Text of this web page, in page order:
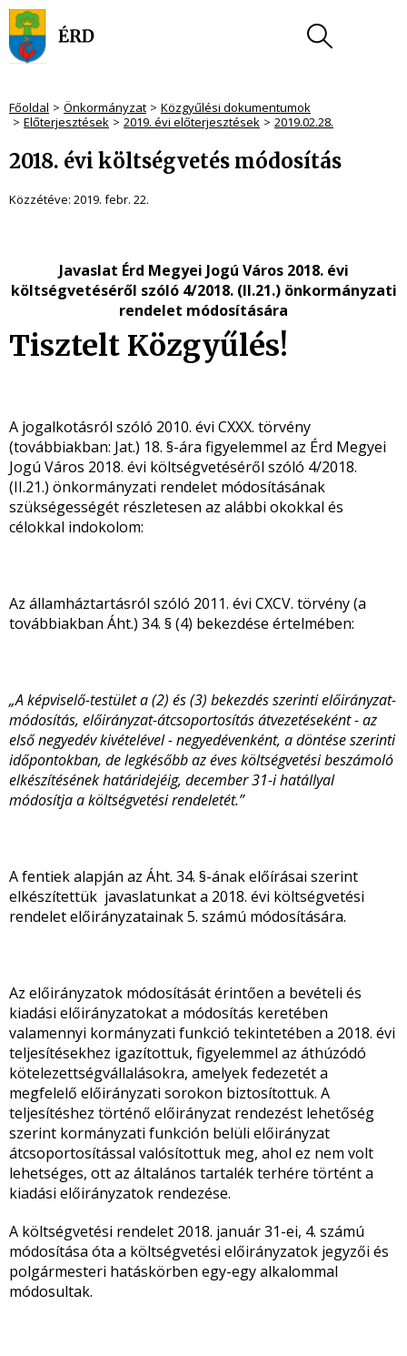
Főoldal Önkormányzat
Közgyűlési dokumentumok
Előterjesztések
2019. évi előterjesztések 2019.02.28.
2018. évi költségvetés módosítás
Közzétéve: 2019. febr. 22.
Javaslat Érd Megyei Jogú Város 2018. évi
költségvetéséről szóló 4/2018. (II.21.) önkormányzati
rendelet módosítására
Tisztelt Közgyűlés!
A jogalkotásról szóló 2010. évi CXXX. törvény
(továbbiakban: Jat.) 18. §-ára figyelemmel az Érd Megyei
Jogú Város 2018. évi költségvetéséről szóló 4/2018.
(II.21.) önkormányzati rendelet módosításának
szükségességét részletesen az alábbi okokkal és
célokkal indokolom:
Az államháztartásról szóló 2011. évi CXCV. törvény (a
továbbiakban Áht.) 34. § (4) bekezdése értelmében:
„A képviselő-testület a (2) és (3) bekezdés szerinti előirányzat-
módosítás, előirányzat-átcsoportosítás átvezetéseként - az
első negyedév kivételével - negyedévenként, a döntése szerinti
időpontokban, de legkésőbb az éves költségvetési beszámoló
elkészítésének határidejéig, december 31-i hatállyal
módosítja a költségvetési rendeletét.”
A fentiek alapján az Áht. 34. §-ának előírásai szerint
elkészítettük javaslatunkat a 2018. évi költségvetési
rendelet előirányzatainak 5. számú módosítására.
Az előirányzatok módosítását érintően a bevételi és
kiadási előirányzatokat a módosítás keretében
valamennyi kormányzati funkció tekintetében a 2018. évi
teljesítésekhez igazítottuk, figyelemmel az áthúzódó
kötelezettségvállalásokra, amelyek fedezetét a
megfelelő előirányzati sorokon biztosítottuk. A
teljesítéshez történő előirányzat rendezést lehetőség
szerint kormányzati funkción belüli előirányzat
átcsoportosítással valósítottuk meg, ahol ez nem volt
lehetséges, ott az általános tartalék terhére történt a
kiadási előirányzatok rendezése.
A költségvetési rendelet 2018. január 31-ei, 4. számú
módosítása óta a költségvetési előirányzatok jegyzői és
polgármesteri hatáskörben egy-egy alkalommal
módosultak.